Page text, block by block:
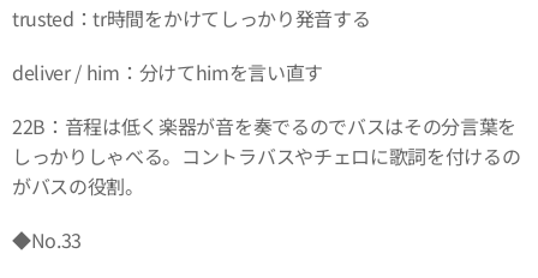
trusted：tr時間をかけてしっかり発音する
deliver / him：分けてhimを言い直す
22B：音程は低く楽器が音を奏でるのでバスはその分言葉を
しっかりしゃべる。コントラバスやチェロに歌詞を付けるの
がバスの役割。
◆No.33